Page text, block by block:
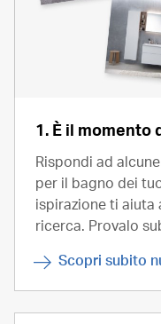
1. È il
Rispondi ad
per il bagno dei
ispirazione ti aiuta
ricerca. Provalo
Scopri subito